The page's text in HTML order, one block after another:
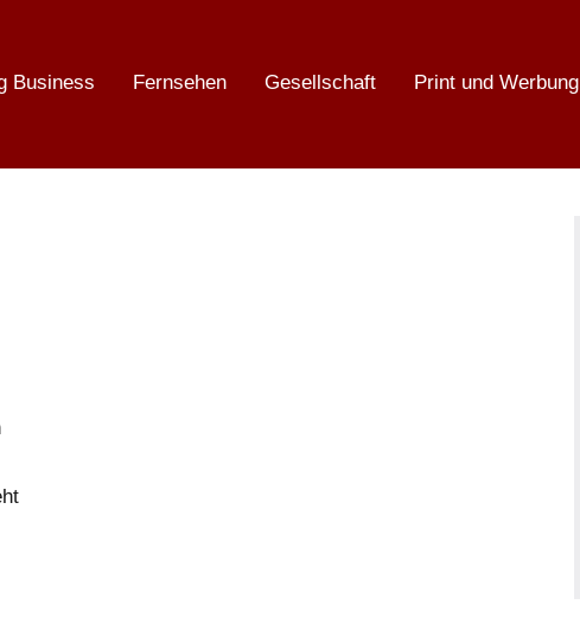
Business Fernsehen Gesellschaft Print und Werbung